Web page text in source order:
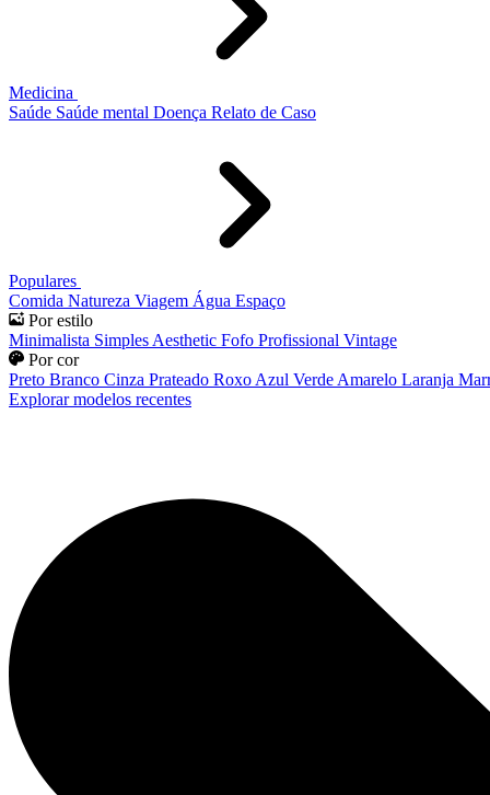
Medicina
Saúde Saúde mental Doença Relato de Caso
Populares
Comida Natureza Viagem Água Espaço
Por estilo
Minimalista Simples Aesthetic Fofo Profissional Vintage
Por cor
Preto Branco Cinza Prateado Roxo Azul Verde Amarelo Laranja
Explorar modelos recentes